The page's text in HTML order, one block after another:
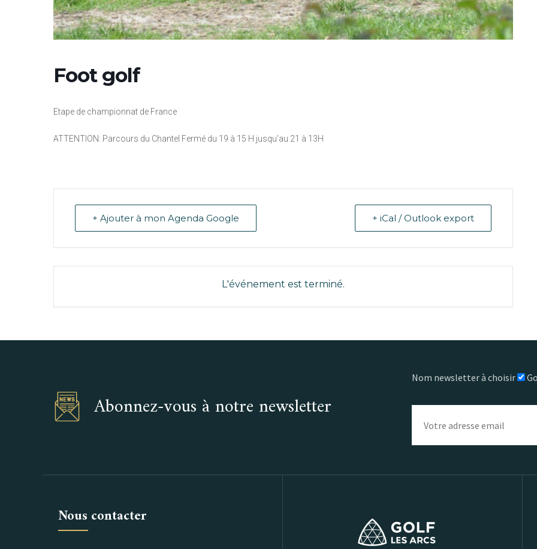
Foot golf
Etape de championnat de France
ATTENTION: Parcours du Chantel Fermé du 19 à 15 H jusqu’au 21 à 13H
+ Ajouter à mon Agenda Google + iCal / Outlook export
L'événement est terminé.
Abonnez-vous à notre newsletter
Nom newsletter à choisir
Nous contacter